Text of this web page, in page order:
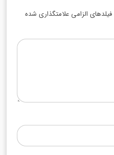
الزامی علامتگذاری شده